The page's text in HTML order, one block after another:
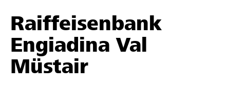
Hilfe & Support
Partner / Raiffeisenbank
Raiffeisenbank
Engiadina Val
Müstair